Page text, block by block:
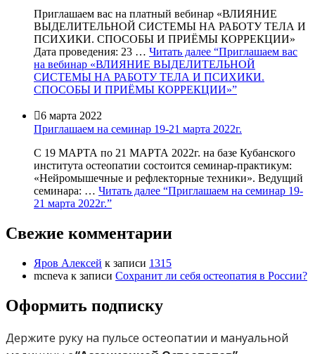
Приглашаем вас на платный вебинар «ВЛИЯНИЕ
ВЫДЕЛИТЕЛЬНОЙ СИСТЕМЫ НА РАБОТУ ТЕЛА И
ПСИХИКИ. СПОСОБЫ И ПРИЁМЫ КОРРЕКЦИИ»
Дата проведения: 23 … Читать далее “Приглашаем вас
на вебинар «ВЛИЯНИЕ ВЫДЕЛИТЕЛЬНОЙ
СИСТЕМЫ НА РАБОТУ ТЕЛА И ПСИХИКИ.
СПОСОБЫ И ПРИЁМЫ КОРРЕКЦИИ»”
6 марта 2022
Приглашаем на семинар 19-21 марта 2022г.
С 19 МАРТА по 21 МАРТА 2022г. на базе Кубанского
института остеопатии состоится семинар-практикум:
«Нейромышечные и рефлекторные техники». Ведущий
семинара: … Читать далее “Приглашаем на семинар 19-
21 марта 2022г.”
Свежие комментарии
Яров Алексей к записи 1315
mcneva к записи Сохранит ли себя остеопатия в России?
Оформить подписку